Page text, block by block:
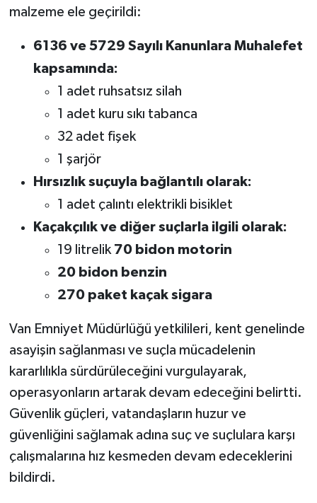
malzeme ele geçirildi:
6136 ve 5729 Sayılı Kanunlara Muhalefet
kapsamında:
1 adet ruhsatsız silah
1 adet kuru sıkı tabanca
32 adet fişek
1 şarjör
Hırsızlık suçuyla bağlantılı olarak:
1 adet çalıntı elektrikli bisiklet
Kaçakçılık ve diğer suçlarla ilgili olarak:
19 litrelik 70 bidon motorin
20 bidon benzin
270 paket kaçak sigara
Van Emniyet Müdürlüğü yetkilileri, kent genelinde
asayişin sağlanması ve suçla mücadelenin
kararlılıkla sürdürüleceğini vurgulayarak,
operasyonların artarak devam edeceğini belirtti.
Güvenlik güçleri, vatandaşların huzur ve
güvenliğini sağlamak adına suç ve suçlulara karşı
çalışmalarına hız kesmeden devam edeceklerini
bildirdi.